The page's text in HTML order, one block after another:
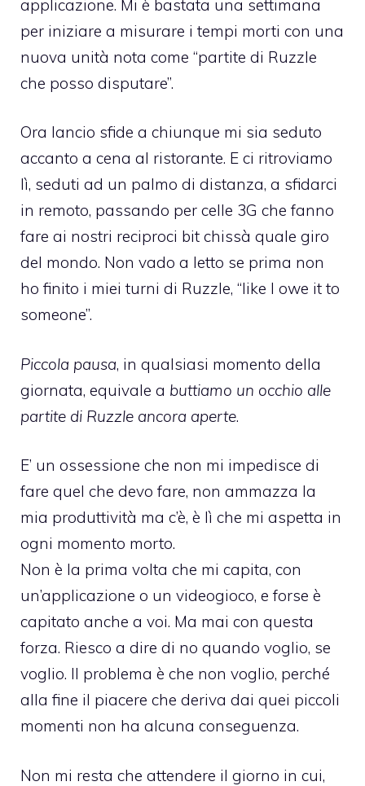
applicazione. Mi è bastata una settimana
per iniziare a misurare i tempi morti con una
nuova unità nota come “partite di Ruzzle
che posso disputare”.
Ora lancio sfide a chiunque mi sia seduto
accanto a cena al ristorante. E ci ritroviamo
lì, seduti ad un palmo di distanza, a sfidarci
in remoto, passando per celle 3G che fanno
fare ai nostri reciproci bit chissà quale giro
del mondo. Non vado a letto se prima non
ho finito i miei turni di Ruzzle, “like I owe it to
someone”.
Piccola pausa, in qualsiasi momento della
giornata, equivale a buttiamo un occhio alle
partite di Ruzzle ancora aperte.
E’ un ossessione che non mi impedisce di
fare quel che devo fare, non ammazza la
mia produttività ma c’è, è lì che mi aspetta in
ogni momento morto.
Non è la prima volta che mi capita, con
un’applicazione o un videogioco, e forse è
capitato anche a voi. Ma mai con questa
forza. Riesco a dire di no quando voglio, se
voglio. Il problema è che non voglio, perché
alla fine il piacere che deriva dai quei piccoli
momenti non ha alcuna conseguenza.
Non mi resta che attendere il giorno in cui,